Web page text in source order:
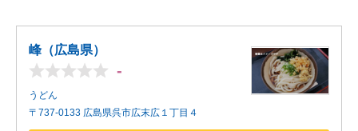
峰（広島県）
-
うどん
〒737-0133 広島県呉市広末広１丁目４